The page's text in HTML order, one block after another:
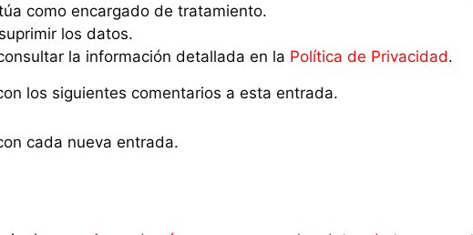
como encargado de tratamiento.
los datos.
la información detallada en la Política de Privacidad.
los siguientes comentarios a esta entrada.
cada nueva entrada.